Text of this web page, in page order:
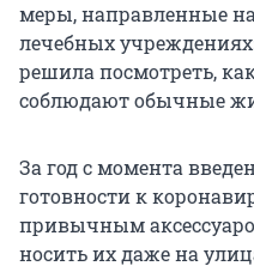
меры, направленные
лечебных
решила посмотреть,
соблюдают обычные
За год с момента
готовности к
привычным
носить их даже на